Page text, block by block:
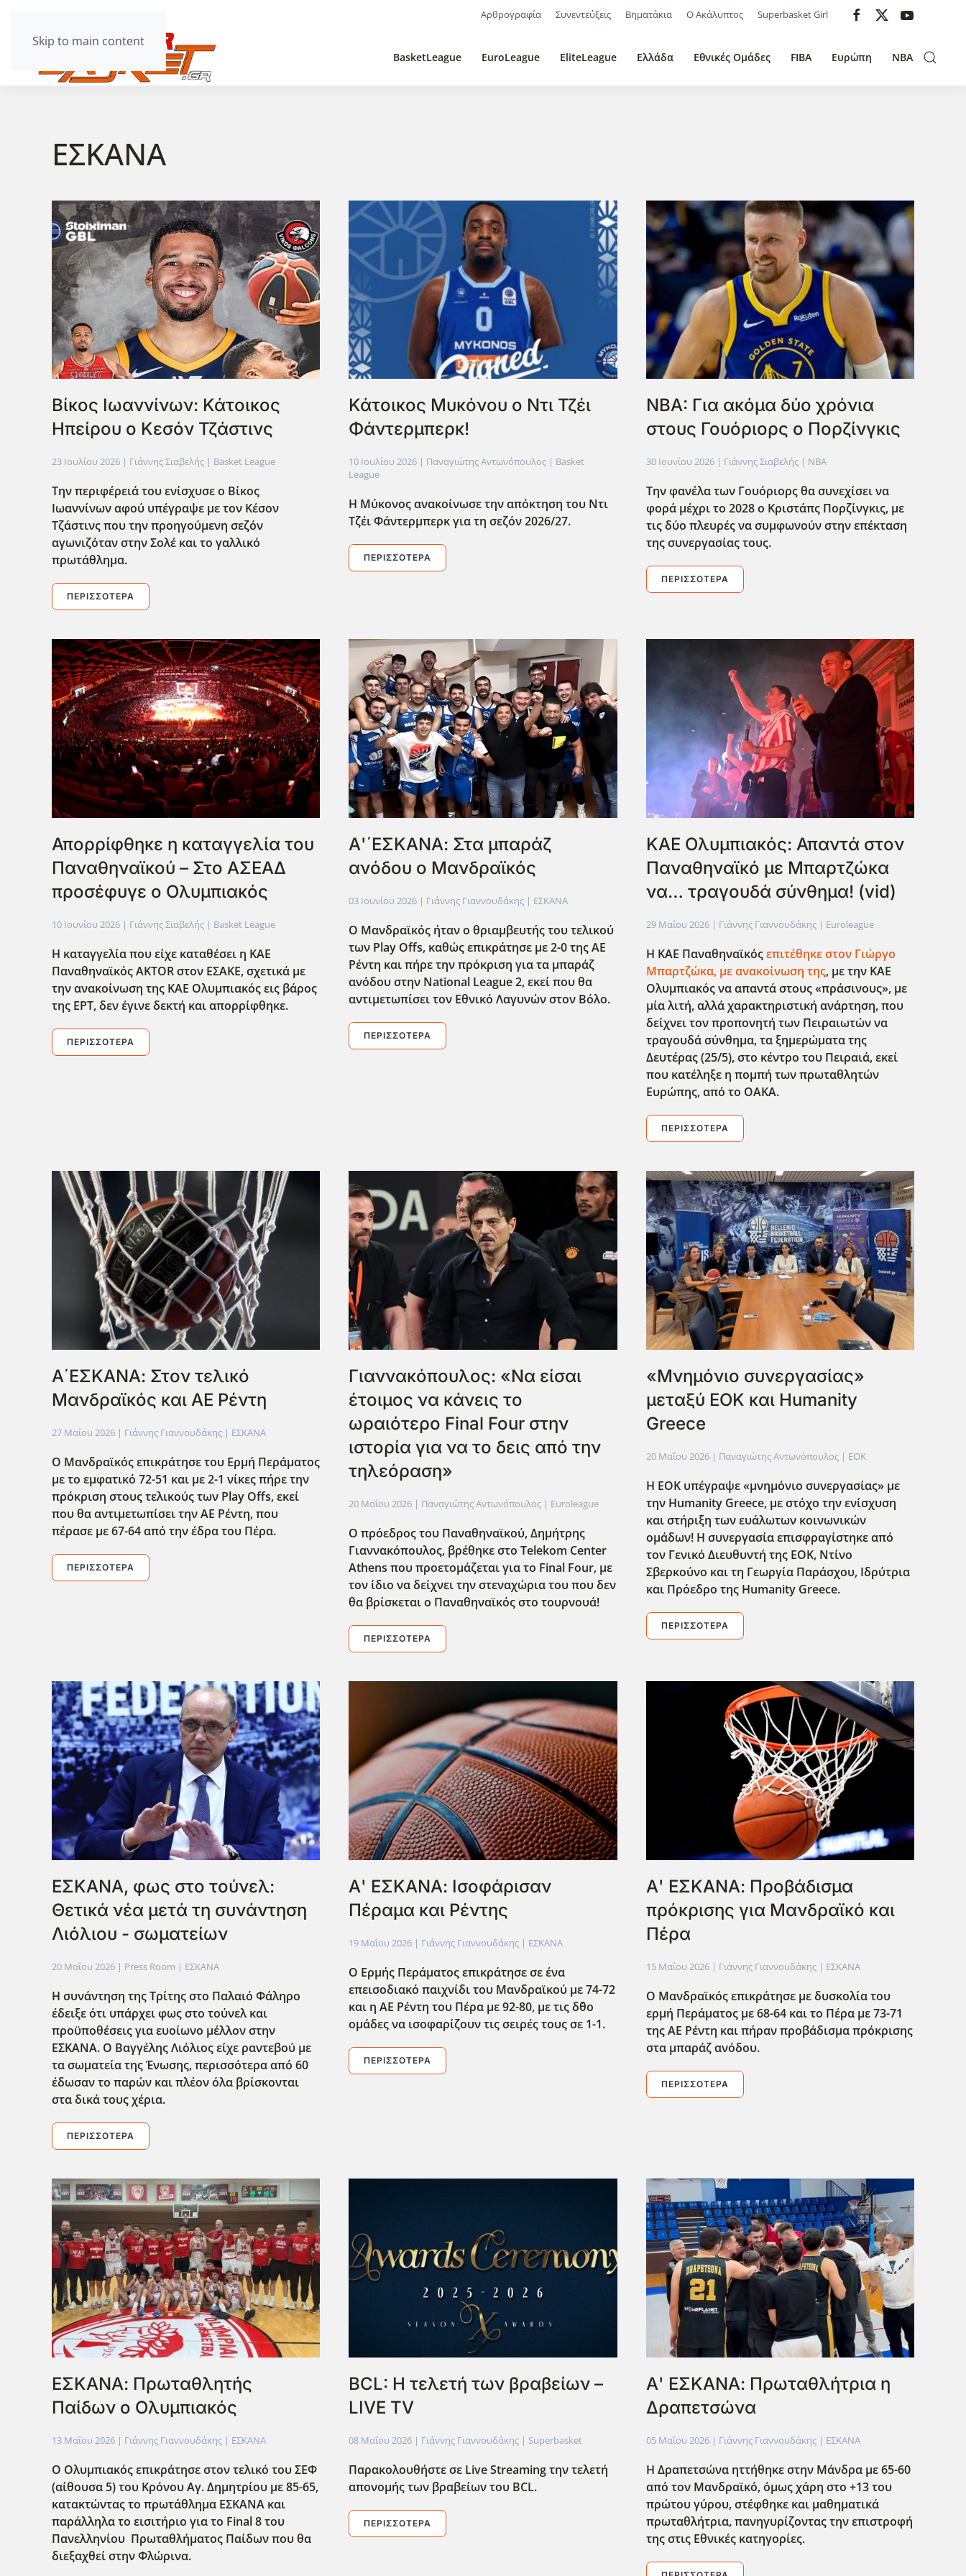
Skip to main content
Αρθρογραφία Συνεντεύξεις Βηματάκια Ο Ακάλυπτος Superbasket Girl
BasketLeague EuroLeague EliteLeague Ελλάδα Εθνικές Ομάδες FIBA Ευρώπη NBA
ΕΣΚΑΝΑ
Bίκος Ιωαννίνων: Κάτοικος
Ηπείρου ο Κεσόν Τζάστινς
23 Ιουλίου 2026 | Γιάννης Σιαβελής | Basket League
Tην περιφέρειά του ενίσχυσε ο Βίκος
Ιωαννίνων αφού υπέγραψε με τον Κέσον
Τζάστινς που την προηγούμενη σεζόν
αγωνιζόταν στην Σολέ και το γαλλικό
πρωτάθλημα.
ΠΕΡΙΣΣΌΤΕΡΑ
Κάτοικος Μυκόνου ο Ντι Τζέι
Φάντερμπερκ!
10 Ιουλίου 2026 | Παναγιώτης Αντωνόπουλος | Basket
League
Η Μύκονος ανακοίνωσε την απόκτηση του Ντι
Τζέι Φάντερμπερκ για τη σεζόν 2026/27.
ΠΕΡΙΣΣΌΤΕΡΑ
NBA: Για ακόμα δύο χρόνια
στους Γουόριορς ο Πορζίνγκις
30 Ιουνίου 2026| Γιάννης Σιαβελής | NBA
Την φανέλα των Γουόριορς θα συνεχίσει να
φορά μέχρι το 2028 ο Κριστάπς Πορζίνγκις, με
τις δύο πλευρές να συμφωνούν στην επέκταση
της συνεργασίας τους.
ΠΕΡΙΣΣΌΤΕΡΑ
Απορρίφθηκε η καταγγελία του
Παναθηναϊκού – Στο ΑΣΕΑΔ
προσέφυγε ο Ολυμπιακός
10 Ιουνίου 2026 | Γιάννης Σιαβελής | Basket League
Η καταγγελία που είχε καταθέσει η ΚΑΕ
Παναθηναϊκός AKTOR στον ΕΣΑΚΕ, σχετικά με
την ανακοίνωση της ΚΑΕ Ολυμπιακός εις βάρος
της ΕΡΤ, δεν έγινε δεκτή και απορρίφθηκε.
ΠΕΡΙΣΣΌΤΕΡΑ
Α'΄ΕΣΚΑΝΑ: Στα μπαράζ
ανόδου ο Μανδραϊκός
03 Ιουνίου 2026 | Γιάννης Γιαννουδάκης | ΕΣΚΑΝΑ
Ο Μανδραϊκός ήταν ο θριαμβευτής του τελικού
των Play Offs, καθώς επικράτησε με 2-0 της ΑΕ
Ρέντη και πήρε την πρόκριση για τα μπαράζ
ανόδου στην National League 2, εκεί που θα
αντιμετωπίσει τον Εθνικό Λαγυνών στον Βόλο.
ΠΕΡΙΣΣΌΤΕΡΑ
ΚΑΕ Ολυμπιακός: Απαντά στον
Παναθηναϊκό με Μπαρτζώκα
να… τραγουδά σύνθημα! (vid)
29 Μαΐου 2026| Γιάννης Γιαννουδάκης | Euroleague
Η ΚΑΕ Παναθηναϊκόςεπιτέθηκε στον Γιώργο
Μπαρτζώκα, με ανακοίνωση της, με την ΚΑΕ
Ολυμπιακός να απαντά στους «πράσινους», με
μία λιτή, αλλά χαρακτηριστική ανάρτηση, που
δείχνει τον προπονητή των Πειραιωτών να
τραγουδά σύνθημα, τα ξημερώματα της
Δευτέρας (25/5), στο κέντρο του Πειραιά, εκεί
που κατέληξε η πομπή των πρωταθλητών
Ευρώπης, από το ΟΑΚΑ.
ΠΕΡΙΣΣΌΤΕΡΑ
Α΄ΕΣΚΑΝΑ: Στον τελικό
Μανδραϊκός και ΑΕ Ρέντη
27 Μαΐου 2026 | Γιάννης Γιαννουδάκης | ΕΣΚΑΝΑ
Ο Μανδραϊκός επικράτησε του Ερμή Περάματος
με το εμφατικό 72-51 και με 2-1 νίκες πήρε την
πρόκριση στους τελικούς των Play Offs, εκεί
που θα αντιμετωπίσει την ΑΕ Ρέντη, που
πέρασε με 67-64 από την έδρα του Πέρα.
ΠΕΡΙΣΣΌΤΕΡΑ
Γιαννακόπουλος: «Να είσαι
έτοιμος να κάνεις το
ωραιότερο Final Four στην
ιστορία για να το δεις από την
τηλεόραση»
20 Μαΐου 2026 | Παναγιώτης Αντωνόπουλος | Euroleague
Ο πρόεδρος του Παναθηναϊκού, Δημήτρης
Γιαννακόπουλος, βρέθηκε στο Telekom Center
Athens που προετομάζεται για το Final Four, με
τον ίδιο να δείχνει την στεναχώρια του που δεν
θα βρίσκεται ο Παναθηναϊκός στο τουρνουά!
ΠΕΡΙΣΣΌΤΕΡΑ
«Μνημόνιο συνεργασίας»
μεταξύ ΕΟΚ και Humanity
Greece
20 Μαΐου 2026| Παναγιώτης Αντωνόπουλος | EOK
H ΕΟΚ υπέγραψε «μνημόνιο συνεργασίας» με
την Humanity Greece, με στόχο την ενίσχυση
και στήριξη των ευάλωτων κοινωνικών
ομάδων! Η συνεργασία επισφραγίστηκε από
τον Γενικό Διευθυντή της ΕΟΚ, Ντίνο
Σβερκούνο και τη Γεωργία Παράσχου, Ιδρύτρια
και Πρόεδρο της Humanity Greece.
ΠΕΡΙΣΣΌΤΕΡΑ
ΕΣΚΑΝΑ, φως στο τούνελ:
Θετικά νέα μετά τη συνάντηση
Λιόλιου - σωματείων
20 Μαΐου 2026 | Press Room | ΕΣΚΑΝΑ
Η συνάντηση της Τρίτης στο Παλαιό Φάληρο
έδειξε ότι υπάρχει φως στο τούνελ και
προϋποθέσεις για ευοίωνο μέλλον στην
ΕΣΚΑΝΑ. Ο Βαγγέλης Λιόλιος είχε ραντεβού με
τα σωματεία της Ένωσης, περισσότερα από 60
έδωσαν το παρών και πλέον όλα βρίσκονται
στα δικά τους χέρια.
ΠΕΡΙΣΣΌΤΕΡΑ
Α' ΕΣΚΑΝΑ: Ισοφάρισαν
Πέραμα και Ρέντης
19 Μαΐου 2026 | Γιάννης Γιαννουδάκης | ΕΣΚΑΝΑ
Ο Ερμής Περάματος επικράτησε σε ένα
επεισοδιακό παιχνίδι του Μανδραϊκού με 74-72
και η ΑΕ Ρέντη του Πέρα με 92-80, με τις δ΄θο
ομάδες να ισοφαρίζουν τις σειρές τους σε 1-1.
ΠΕΡΙΣΣΌΤΕΡΑ
Α' ΕΣΚΑΝΑ: Προβάδισμα
πρόκρισης για Μανδραϊκό και
Πέρα
15 Μαΐου 2026| Γιάννης Γιαννουδάκης | ΕΣΚΑΝΑ
Ο Μανδραϊκός επικράτησε με δυσκολία του
ερμή Περάματος με 68-64 και το Πέρα με 73-71
της ΑΕ Ρέντη και πήραν προβάδισμα πρόκρισης
στα μπαράζ ανόδου.
ΠΕΡΙΣΣΌΤΕΡΑ
ΕΣΚΑΝΑ: Πρωταθλητής
Παίδων ο Ολυμπιακός
13 Μαΐου 2026 | Γιάννης Γιαννουδάκης | ΕΣΚΑΝΑ
Ο Ολυμπιακός επικράτησε στον τελικό του ΣΕΦ
(αίθουσα 5) του Κρόνου Αγ. Δημητρίου με 85-65,
κατακτώντας το πρωτάθλημα ΕΣΚΑΝΑ και
παράλληλα το εισιτήριο για το Final8 του
Πανελληνίου Πρωταθλήματος Παίδων που θα
διεξαχθεί στην Φλώρινα.
BCL: Η τελετή των βραβείων –
LIVE TV
08 Μαΐου 2026 | Γιάννης Γιαννουδάκης | Superbasket
Παρακολουθήστε σε LiveStreamingτην τελετή
απονομής των βραβείων του BCL.
ΠΕΡΙΣΣΌΤΕΡΑ
Α' ΕΣΚΑΝΑ: Πρωταθλήτρια η
Δραπετσώνα
05 Μαΐου 2026| Γιάννης Γιαννουδάκης | ΕΣΚΑΝΑ
Η Δραπετσώνα ηττήθηκε στην Μάνδρα με 65-60
από τον Μανδραϊκό, όμως χάρη στο +13 του
πρώτου γύρου, στέφθηκε και μαθηματικά
πρωταθλήτρια, πανηγυρίζοντας την επιστροφή
της στις Εθνικές κατηγορίες.